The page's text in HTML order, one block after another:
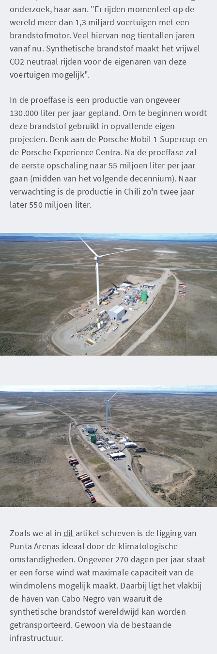
onderzoek, haar aan. "Er rijden momenteel op de
wereld meer dan 1,3 miljard voertuigen met een
brandstofmotor. Veel hiervan nog tientallen jaren
vanaf nu. Synthetische brandstof maakt het vrijwel
CO2 neutraal rijden voor de eigenaren van deze
voertuigen mogelijk".
In de proeffase is een productie van ongeveer
130.000 liter per jaar gepland. Om te beginnen wordt
deze brandstof gebruikt in opvallende eigen
projecten. Denk aan de Porsche Mobil 1 Supercup en
de Porsche Experience Centra. Na de proeffase zal
de eerste opschaling naar 55 miljoen liter per jaar
gaan (midden van het volgende decennium). Naar
verwachting is de productie in Chili zo'n twee jaar
later 550 miljoen liter.
Zoals we al in dit artikel schreven is de ligging van
Punta Arenas ideaal door de klimatologische
omstandigheden. Ongeveer 270 dagen per jaar staat
er een forse wind wat maximale capaciteit van de
windmolens mogelijk maakt. Daarbij ligt het vlakbij
de haven van Cabo Negro van waaruit de
synthetische brandstof wereldwijd kan worden
getransporteerd. Gewoon via de bestaande
infrastructuur.